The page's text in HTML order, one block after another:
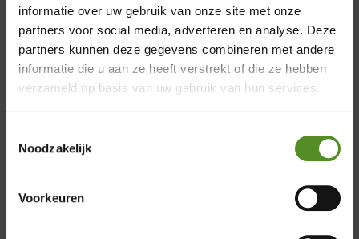
informatie over uw gebruik van onze site met onze
partners voor social media, adverteren en analyse. Deze
partners kunnen deze gegevens combineren met andere
informatie die u aan ze heeft verstrekt of die ze hebben
verzameld op basis van uw gebruik van hun services.
Noodzakelijk
Voorkeuren
Showroom Breda
Vrijdag 12:00 – 17:00
Zondag 12:00 – 17:00
×